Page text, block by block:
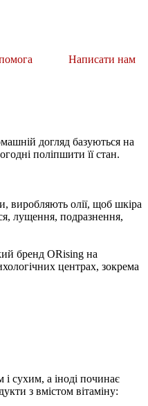
Написати нам
догляд базуються на
поліпшити її стан.
виробляють олії, щоб шкіра
лущення, подразнення,
бренд ORising на
центрах, зокрема
і сухим, а іноді починає
з вмістом вітаміну: